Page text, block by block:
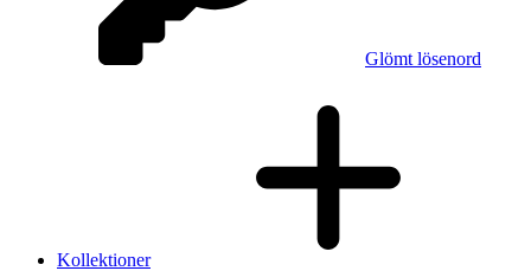
Glömt lösenord
Kollektioner